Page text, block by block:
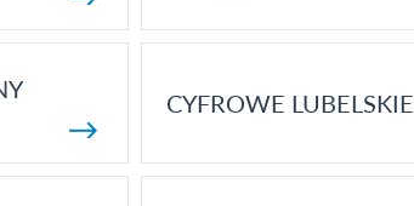
CYFROWE LUBELSKIE